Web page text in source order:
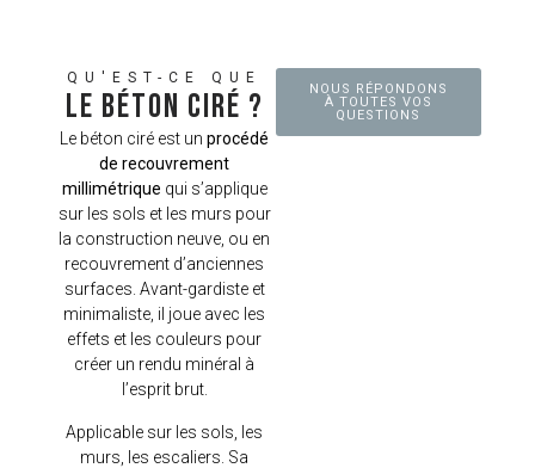
QU'EST-CE QUE
Le Béton Ciré ?
Le béton ciré est unprocédé
de recouvrement
millimétrique qui s’applique
sur les sols et les murs pour
la construction neuve, ou en
recouvrement d’anciennes
surfaces. Avant-gardiste et
minimaliste, il joue avec les
effets et les couleurs pour
créer un rendu minéral à
l’esprit brut.
Applicable sur les sols, les
murs, les escaliers. Sa
NOUS RÉPONDONS
À TOUTES VOS
QUESTIONS